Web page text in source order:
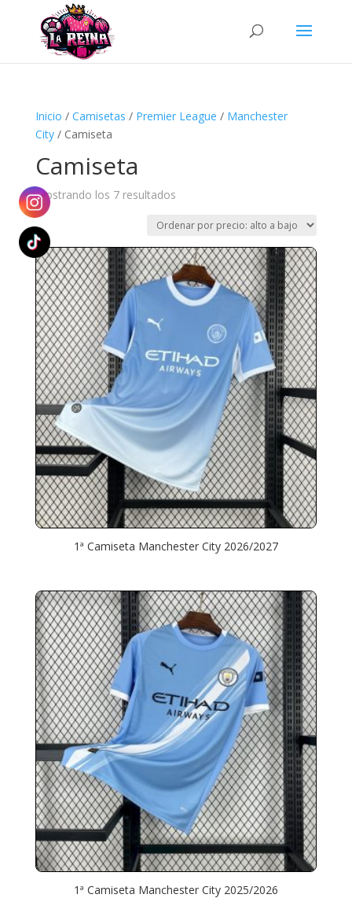
Búsqueda
productos
Inicio / Camisetas / Premier League / Manchester
City/ Camiseta
Camiseta
Mostrando los 7 resultadosOrdenado
precio:
alto
a
bajo
1ª Camiseta Manchester City 2026/2027
1ª Camiseta Manchester City 2025/2026